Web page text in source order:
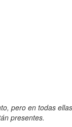
pero en todas
presentes.